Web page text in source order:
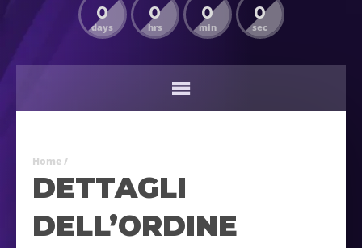
0
days
0
hrs
0
min
0
sec
Home /
DETTAGLI
DELL’ORDINE